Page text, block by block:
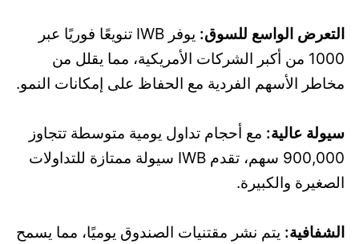
التعرض الواسع للسوق:
يوفر IWB تنويعًا فوريًا عبر
1000 من أكبر الشركات الأمريكية، مما يقلل من
مخاطر الأسهم الفردية مع الحفاظ على إمكانات النمو.
سيولة عالية: مع أحجام تداول يومية متوسطة تتجاوز
900,000 سهم، تقدم IWB سيولة ممتازة للتداولات
الصغيرة والكبيرة.
الشفافية: يتم نشر مقتنيات الصندوق يوميًا، مما يسمح